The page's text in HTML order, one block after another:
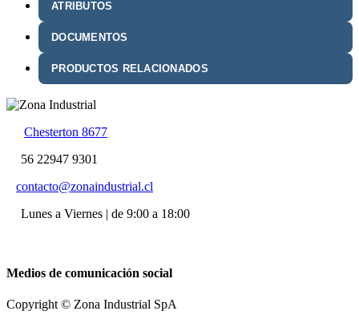
ATRIBUTOS
DOCUMENTOS
PRODUCTOS RELACIONADOS
Chesterton 8677
56 22947 9301
contacto@zonaindustrial.cl
Lunes a Viernes | de 9:00 a 18:00
Medios de comunicación social
Copyright © Zona Industrial SpA